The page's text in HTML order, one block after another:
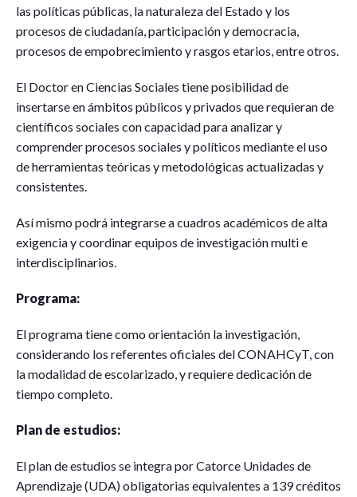
las políticas públicas, la naturaleza del Estado y los
procesos de ciudadanía, participación y democracia,
procesos de empobrecimiento y rasgos etarios, entre otros.
El Doctor en Ciencias Sociales tiene posibilidad de
insertarse en ámbitos públicos y privados que requieran de
científicos sociales con capacidad para analizar y
comprender procesos sociales y políticos mediante el uso
de herramientas teóricas y metodológicas actualizadas y
consistentes.
Así mismo podrá integrarse a cuadros académicos de alta
exigencia y coordinar equipos de investigación multi e
interdisciplinarios.
Programa:
El programa tiene como orientación la investigación,
considerando los referentes oficiales del CONAHCyT, con
la modalidad de escolarizado, y requiere dedicación de
tiempo completo.
Plan de estudios:
El plan de estudios se integra por Catorce Unidades de
Aprendizaje (UDA) obligatorias equivalentes a 139 créditos